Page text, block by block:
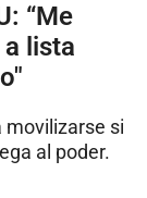
“Me
lista
movilizarse si
al poder.